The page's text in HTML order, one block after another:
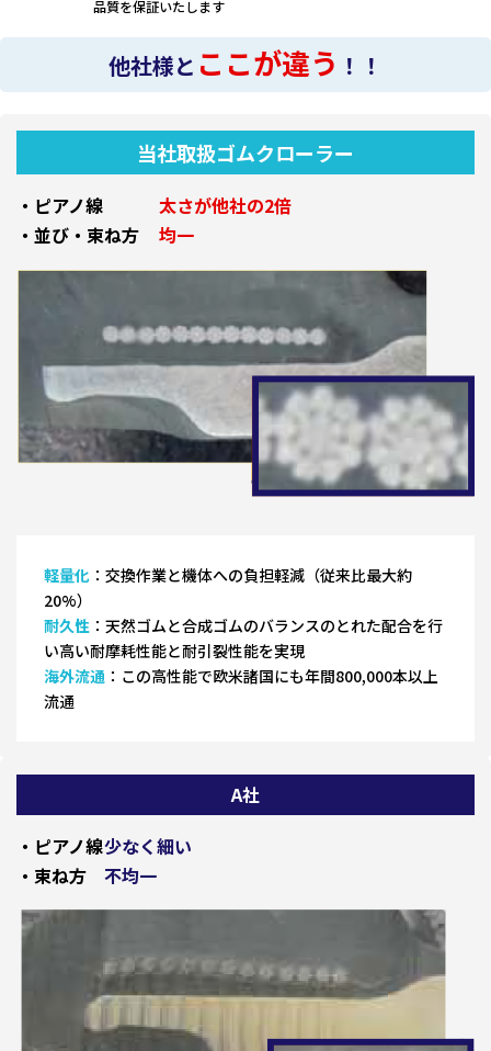
品質を保証いたします
他社様と ここが違う ！！
当社取扱ゴムクローラー
・ピアノ線
太さが他社の2倍
・並び・束ね方
均一
軽量化 ：交換作業と機体への負担軽減（従来比最大約
20%）
耐久性 ：天然ゴムと合成ゴムのバランスのとれた配合を行
い高い耐摩耗性能と耐引裂性能を実現
海外流通 ：この高性能で欧米諸国にも年間800,000本以上
流通
A社
・ピアノ線少なく細い
・束ね方
不均一